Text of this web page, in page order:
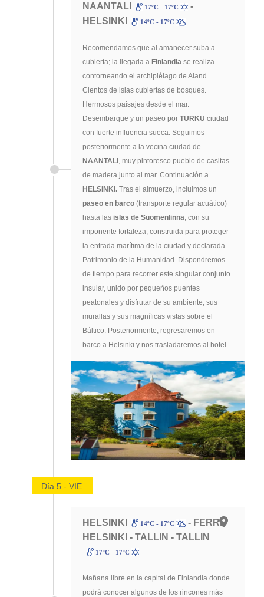
NAANTALI
17ºC - 17ºC
-
HELSINKI
14ºC - 17ºC
Recomendamos que al amanecer suba a
cubierta; la llegada a Finlandia se realiza
contorneando el archipiélago de Aland.
Cientos de islas cubiertas de bosques.
Hermosos paisajes desde el mar.
Desembarque y un paseo por TURKU ciudad
con fuerte influencia sueca. Seguimos
posteriormente a la vecina ciudad de
NAANTALI , muy pintoresco pueblo de casitas
de madera junto al mar. Continuación a
HELSINKI. Tras el almuerzo, incluimos un
paseo en barco (transporte regular acuático)
hasta las islas de Suomenlinna , con su
imponente fortaleza, construida para proteger
la entrada marítima de la ciudad y declarada
Patrimonio de la Humanidad. Dispondremos
de tiempo para recorrer este singular conjunto
insular, unido por pequeños puentes
peatonales y disfrutar de su ambiente, sus
murallas y sus magníficas vistas sobre el
Báltico. Posteriormente, regresaremos en
barco a Helsinki y nos trasladaremos al hotel.
Día 5 - VIE.
HELSINKI 14ºC - 17ºC
- FERRI
HELSINKI - TALLIN - TALLIN
17ºC - 17ºC
Mañana libre en la capital de Finlandia donde
podrá conocer algunos de los rincones más